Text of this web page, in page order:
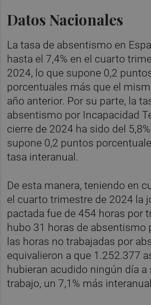
Datos Nacionales
La tasa de absentismo en
hasta el 7,4% en el cuarto
2024, lo que supone 0,2
porcentuales más que el
año anterior. Por su parte, la
absentismo por Incapacidad
cierre de 2024 ha sido del
supone 0,2 puntos
tasa interanual.
De esta manera, teniendo en
el cuarto trimestre de 2024 la
pactada fue de 454 horas por
hubo 31 horas de absentismo
las horas no trabajadas por
equivalieron a que 1.252.377
hubieran acudido ningún día a
trabajo, un 7,1% más